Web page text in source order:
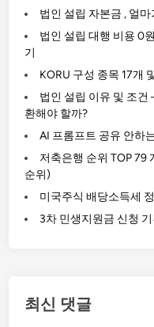
법인 설립 자본금 , 얼
법인 설립 대행 비용 0
기
KORU 구성 종목 17개
법인 설립 이유 및 조건
환해야 할까?
AI 프롬프트 공유 안하
저축은행 순위 TOP 79
순위)
미국주식 배당소득세
3차 민생지원금 신청
최신 댓글